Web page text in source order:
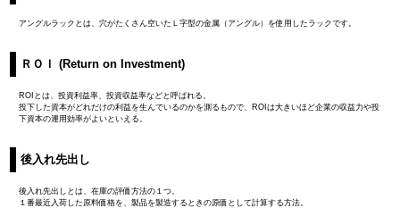
アングルラックとは、穴がたくさん空いたＬ字型の金属（アングル）を使用したラックです。
ＲＯＩ (Return on Investment)
ROIとは、投資利益率、投資収益率などと呼ばれる。
投下した資本がどれだけの利益を生んでいるのかを測るもので、ROIは大きいほど企業の収益力や投
下資本の運用効率がよいといえる。
後入れ先出し
後入れ先出しとは、在庫の評価方法の１つ。
１番最近入荷した原料価格を、製品を製造するときの原価として計算する方法。